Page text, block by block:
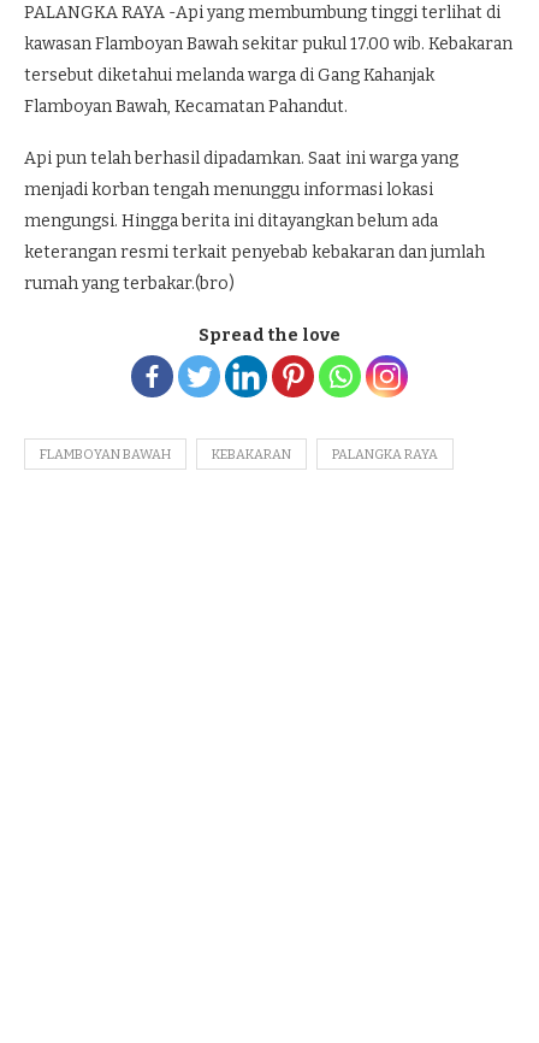
PALANGKA RAYA -Api yang membumbung tinggi terlihat di
kawasan Flamboyan Bawah sekitar pukul 17.00 wib. Kebakaran
tersebut diketahui melanda warga di Gang Kahanjak
Flamboyan Bawah, Kecamatan Pahandut.
Api pun telah berhasil dipadamkan. Saat ini warga yang
menjadi korban tengah menunggu informasi lokasi
mengungsi. Hingga berita ini ditayangkan belum ada
keterangan resmi terkait penyebab kebakaran dan jumlah
rumah yang terbakar.(bro)
Spread the love
FLAMBOYAN BAWAH KEBAKARAN PALANGKA RAYA